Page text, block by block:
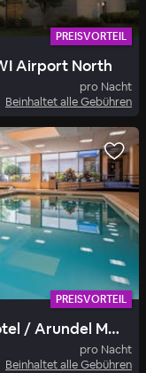
PREISVORTEIL
Airport North
pro Nacht
Beinhaltet alle Gebühren
PREISVORTEIL
Best Western Plus BWI Airport Hotel / Arundel Mills
pro Nacht
Beinhaltet alle Gebühren